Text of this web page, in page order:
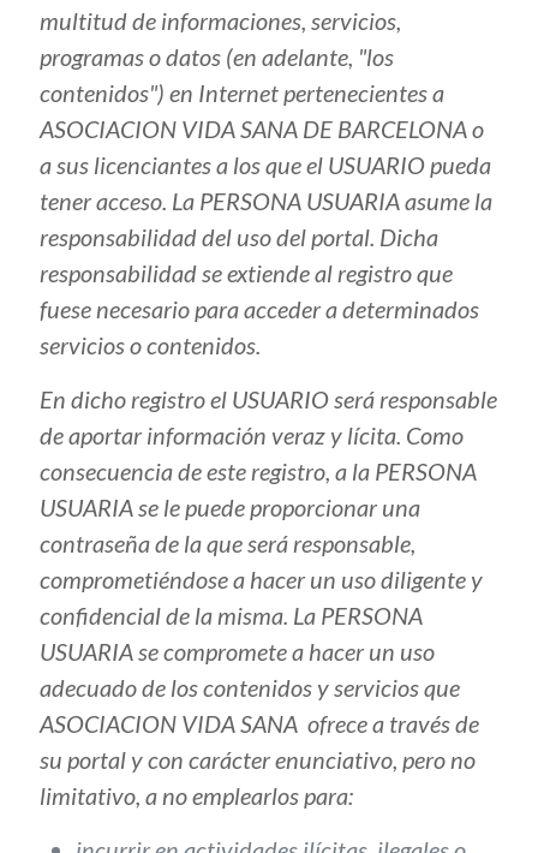
multitud de informaciones, servicios,
programas o datos (en adelante, "los
contenidos") en Internet pertenecientes a
ASOCIACION VIDA SANA DE BARCELONA o
a sus licenciantes a los que el USUARIO pueda
tener acceso. La PERSONA USUARIA asume la
responsabilidad del uso del portal. Dicha
responsabilidad se extiende al registro que
fuese necesario para acceder a determinados
servicios o contenidos.
En dicho registro el USUARIO será responsable
de aportar información veraz y lícita. Como
consecuencia de este registro, a la PERSONA
USUARIA se le puede proporcionar una
contraseña de la que será responsable,
comprometiéndose a hacer un uso diligente y
confidencial de la misma. La PERSONA
USUARIA se compromete a hacer un uso
adecuado de los contenidos y servicios que
ASOCIACION VIDA SANA ofrece a través de
su portal y con carácter enunciativo, pero no
limitativo, a no emplearlos para: